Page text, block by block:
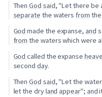
ThenGod said, "Let there be
separate the watersfrom
God made the expanse, and
from the waters which were
God called the expanse
secondday.
ThenGod said, "Let the
let the dryland appear"; and